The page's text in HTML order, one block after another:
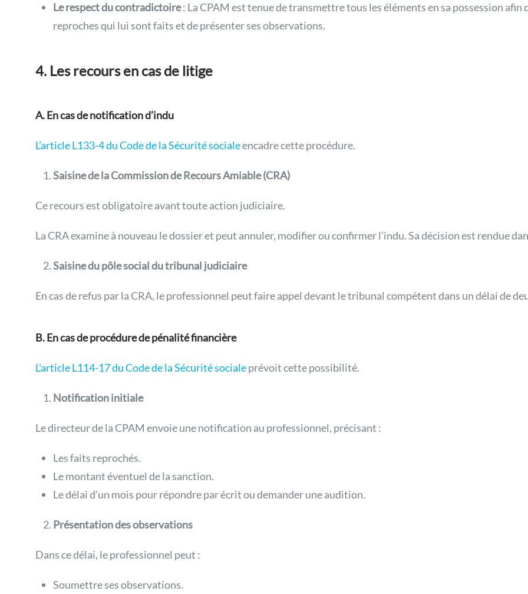
Le respect du contradictoire: La CPAM est tenue de transmettre tous les éléments en sa possession
reproches qui lui sont faits et de présenter ses observations.
4. Les recours en cas de litige
A. En cas de notification d’indu
L’article L133-4 du Code de la Sécurité socialeencadre cette procédure.
Saisine de la Commission de Recours Amiable (CRA)
Ce recours est obligatoire avant toute action judiciaire.
La CRA examine à nouveau le dossier et peut annuler, modifier ou confirmer l’indu. Sa décision est rendue
Saisine du pôle social du tribunal judiciaire
En cas de refus par la CRA, le professionnel peut faire appel devant le tribunal compétent dans un délai de
B. En cas de procédure de pénalité financière
L’article L114-17 du Code de la Sécurité socialeprévoit cette possibilité.
Notification initiale
Le directeur de la CPAM envoie une notification au professionnel, précisant :
Les faits reprochés.
Le montant éventuel de la sanction.
Le délai d’un mois pour répondre par écrit ou demander une audition.
Présentation des observations
Dans ce délai, le professionnel peut :
Soumettre ses observations.